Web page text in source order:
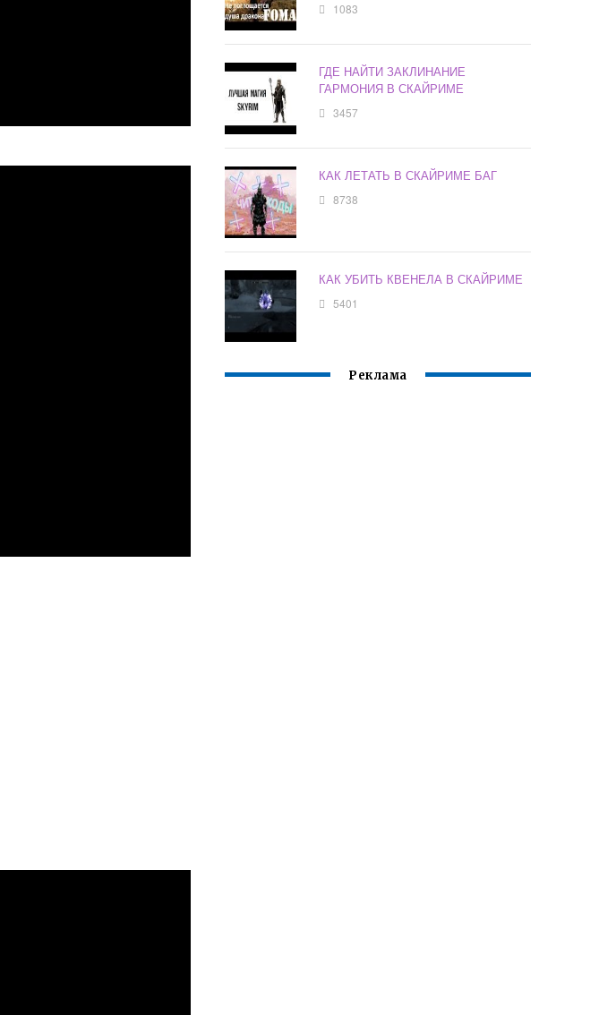
1083
ГДЕ НАЙТИ ЗАКЛИНАНИЕ
ГАРМОНИЯ В СКАЙРИМЕ
3457
КАК ЛЕТАТЬ В СКАЙРИМЕ БАГ
8738
КАК УБИТЬ КВЕНЕЛА В СКАЙРИМЕ
5401
Реклама